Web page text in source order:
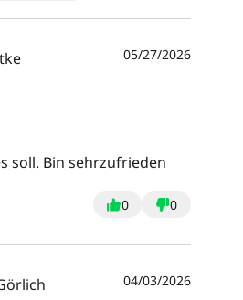
05/27/2026
soll. Bin sehrzufrieden
0 0
04/03/2026